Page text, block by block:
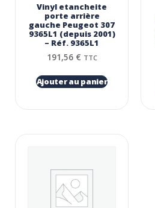
Vinyl etancheite
porte arrière
gauche Peugeot 307
9365L1 (depuis 2001)
– Réf. 9365L1
191,56 € TTC
Ajouter au panier